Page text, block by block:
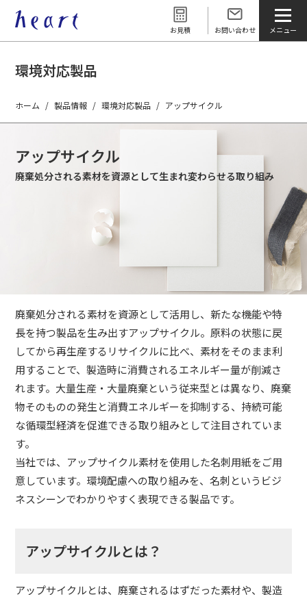
お見積 お問い合わせ
環境対応製品
ホーム 製品情報 環境対応製品 アップサイクル
アップサイクル
廃棄処分される素材を資源として生まれ変わらせる取り組み
廃棄処分される素材を資源として活用し、新たな機能や特
長を持つ製品を生み出すアップサイクル。原料の状態に戻
してから再生産するリサイクルに比べ、素材をそのまま利
用することで、製造時に消費されるエネルギー量が削減さ
れます。大量生産・大量廃棄という従来型とは異なり、廃棄
物そのものの発生と消費エネルギーを抑制する、持続可能
な循環型経済を促進できる取り組みとして注目されていま
す。
当社では、アップサイクル素材を使用した名刺用紙をご用
意しています。環境配慮への取り組みを、名刺というビジ
ネスシーンでわかりやすく表現できる製品です。
アップサイクルとは？
アップサイクルとは、廃棄されるはずだった素材や、製造